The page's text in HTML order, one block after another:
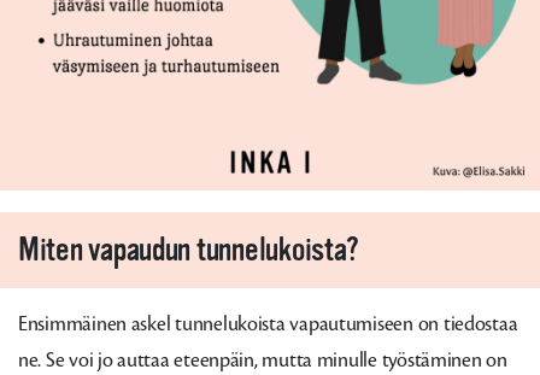
Miten vapaudun tunnelukoista?
Ensimmäinen askel tunnelukoista vapautumiseen on tiedostaa
ne. Se voi jo auttaa eteenpäin, mutta minulle työstäminen on